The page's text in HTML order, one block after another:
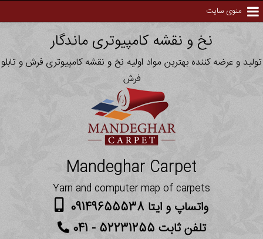
منوی سایت
نخ و نقشه کامپیوتری ماندگار
تولید و عرضه کننده بهترین مواد اولیه نخ و نقشه کامپیوتری فرش و تابلو
فرش
Mandeghar Carpet
Yarn and computer map of carpets
واتساپ و ایتا 09149655538
تلفن ثابت 52231255 - 041